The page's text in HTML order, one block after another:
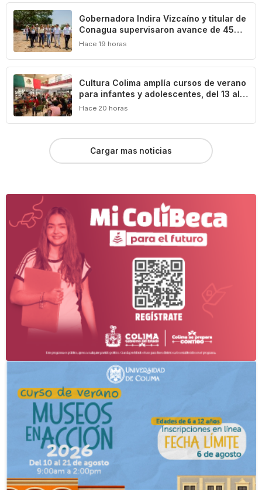
Gobernadora Indira Vizcaíno y titular de
Conagua supervisaron avance de 45%
en la construcción del acueducto ‘Agua
Hace 19 horas
Cultura Colima amplía cursos de verano
para infantes y adolescentes, del 13 al
17 de agosto
Hace 20 horas
Cargar mas noticias